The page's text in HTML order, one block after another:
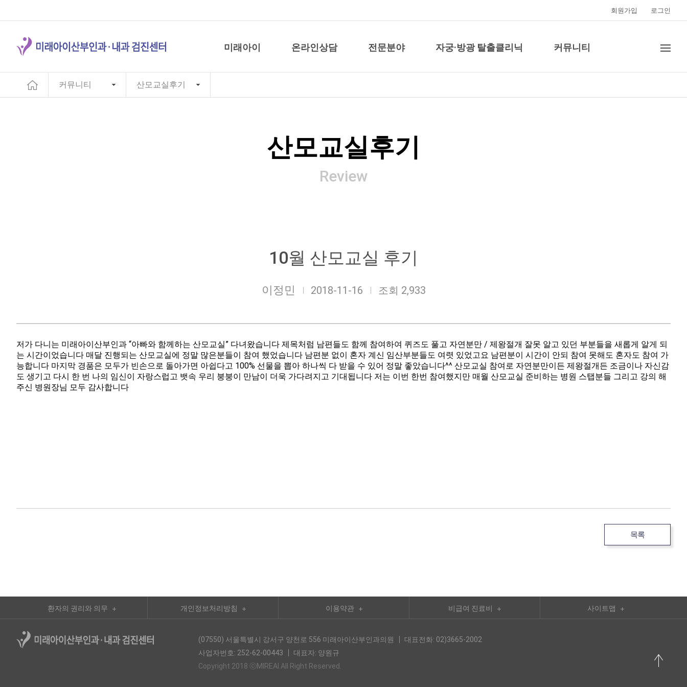
회원가입 로그인
미래아이 온라인상담 전문분야 자궁·방광 탈출클리닉 커뮤니티
커뮤니티 산모교실후기
산모교실후기
Review
10월 산모교실 후기
이정민 2018-11-16 조회 2,933
저가 다니는 미래아이산부인과 “아빠와 함께하는 산모교실” 다녀왔습니다 제목처럼 남편들도 함께 참여하여 퀴즈도 풀고 자연분만 / 제왕절개 잘못 알고 있던 부분들을 새롭게 알게 되
는 시간이었습니다 매달 진행되는 산모교실에 정말 많은분들이 참여 했었습니다 남편분 없이 혼자 계신 임산부분들도 여렷 있었고요 남편분이 시간이 안되 참여 못해도 혼자도 참여 가
능합니다 마지막 경품은 모두가 빈손으로 돌아가면 아쉽다고 100% 선물을 뽑아 하나씩 다 받을 수 있어 정말 좋았습니다^^ 산모교실 참여로 자연분만이든 제왕절개든 조금이나 자신감
도 생기고 다시 한 번 나의 임신이 자랑스럽고 뱃속 우리 붕붕이 만남이 더욱 가다려지고 기대됩니다 저는 이번 한번 참여했지만 매월 산모교실 준비하는 병원 스탭분들 그리고 강의 해
주신 병원장님 모두 감사합니다
목록
환자의 권리와 의무 개인정보처리방침 이용약관 비급여 진료비 사이트맵
(07550) 서울특별시 강서구 양천로 556 미래아이산부인과의원
대표전화: 02)3665-2002
사업자번호: 252-62-00443
대표자: 양원규
Copyright 2018 ⓒMIREAI.All Right Reserved.